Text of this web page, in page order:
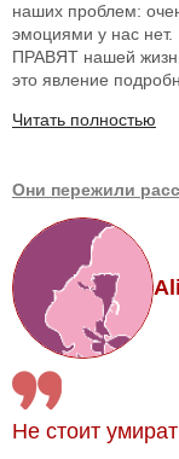
наших проблем:
эмоциями у нас нет.
ПРАВЯТ нашей
это явление
Читать полностью
Они пережили
Не стоит